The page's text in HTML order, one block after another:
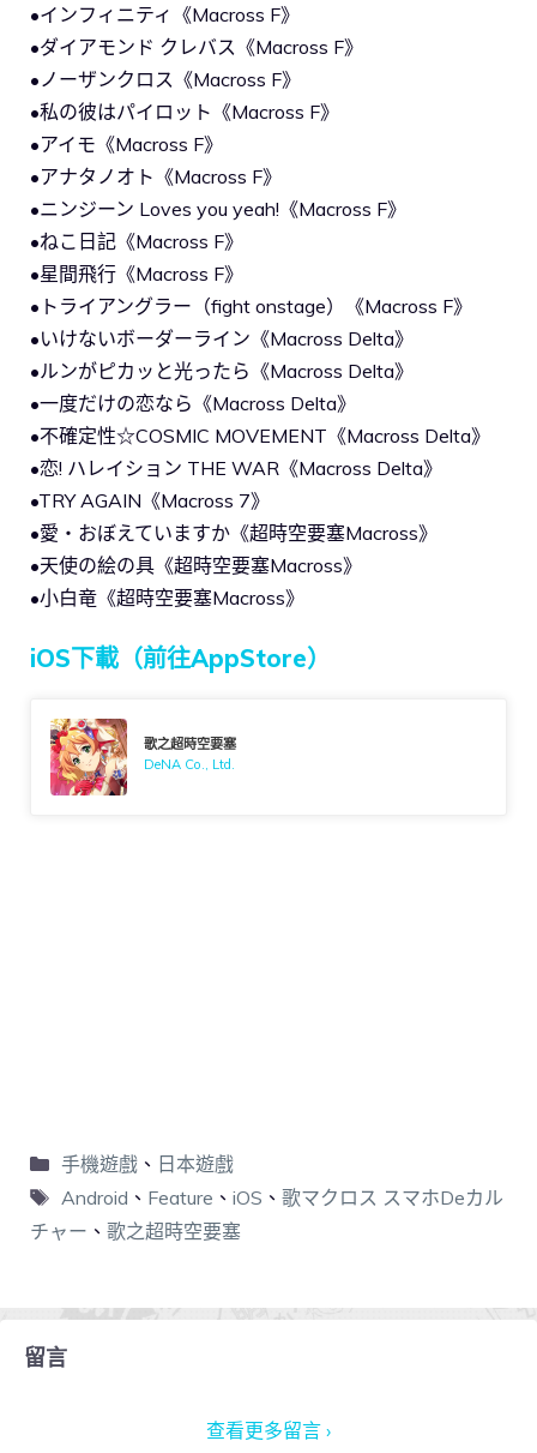
•インフィニティ《Macross F》
•ダイアモンド クレバス《Macross F》
•ノーザンクロス《Macross F》
•私の彼はパイロット《Macross F》
•アイモ《Macross F》
•アナタノオト《Macross F》
•ニンジーン Loves you yeah!《Macross F》
•ねこ日記《Macross F》
•星間飛行《Macross F》
•トライアングラー（fight onstage）《Macross F》
•いけないボーダーライン《Macross Delta》
•ルンがピカッと光ったら《Macross Delta》
•一度だけの恋なら《Macross Delta》
•不確定性☆COSMIC MOVEMENT《Macross Delta》
•恋! ハレイション THE WAR《Macross Delta》
•TRY AGAIN《Macross 7》
•愛・おぼえていますか《超時空要塞Macross》
•天使の絵の具《超時空要塞Macross》
•小白竜《超時空要塞Macross》
iOS下載（前往AppStore）
歌之超時空要塞
DeNA Co., Ltd.
手機遊戲、 日本遊戲
Android 、 Feature 、 iOS 、 歌マクロス スマホDeカル
チャー 、 歌之超時空要塞
留言
查看更多留言 ›